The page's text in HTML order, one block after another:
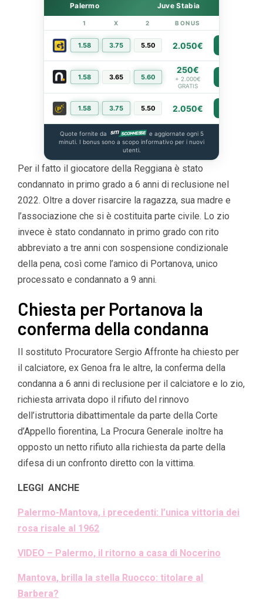
Palermo Juve Stabia
1 X 2 BONUS
1.58 3.75 5.50 2.050€
1.58 3.65 5.60
250€
+ 2.000€
GRATIS
1.58 3.75 5.50 2.050€
Quote fornite da
e aggiornate ogni 5
minuti. I bonus sono a scopo informativo per i nuovi
utenti.
Per il fatto il giocatore della Reggiana è stato
condannato in primo grado a 6 anni di reclusione nel
2022. Oltre a dover risarcire la ragazza, sua madre e
l’associazione che si è costituita parte civile. Lo zio
invece è stato condannato in primo grado con rito
abbreviato a tre anni con sospensione condizionale
della pena, così come l’amico di Portanova, unico
processato e condannato a 9 anni.
Chiesta per Portanova la
conferma della condanna
Il sostituto Procuratore Sergio Affronte ha chiesto per
il calciatore, ex Genoa fra le altre, la conferma della
condanna a 6 anni di reclusione per il calciatore e lo zio,
richiesta arrivata dopo il rifiuto del rinnovo
dell’istruttoria dibattimentale da parte della Corte
d’Appello fiorentina, La Procura Generale inoltre ha
opposto un netto rifiuto alla richiesta da parte della
difesa di un confronto diretto con la vittima.
LEGGI ANCHE
Palermo-Mantova, i precedenti: l’unica vittoria dei
rosa risale al 1962
VIDEO – Palermo, il ritorno a casa di Nocerino
Mantova, brilla la stella Ruocco: titolare al
Barbera?